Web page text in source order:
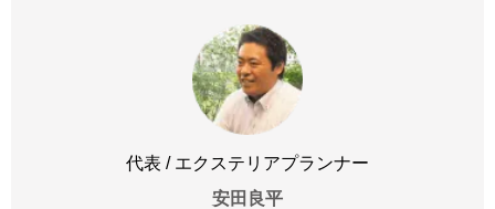
代表 / エクステリアプランナー
安田良平